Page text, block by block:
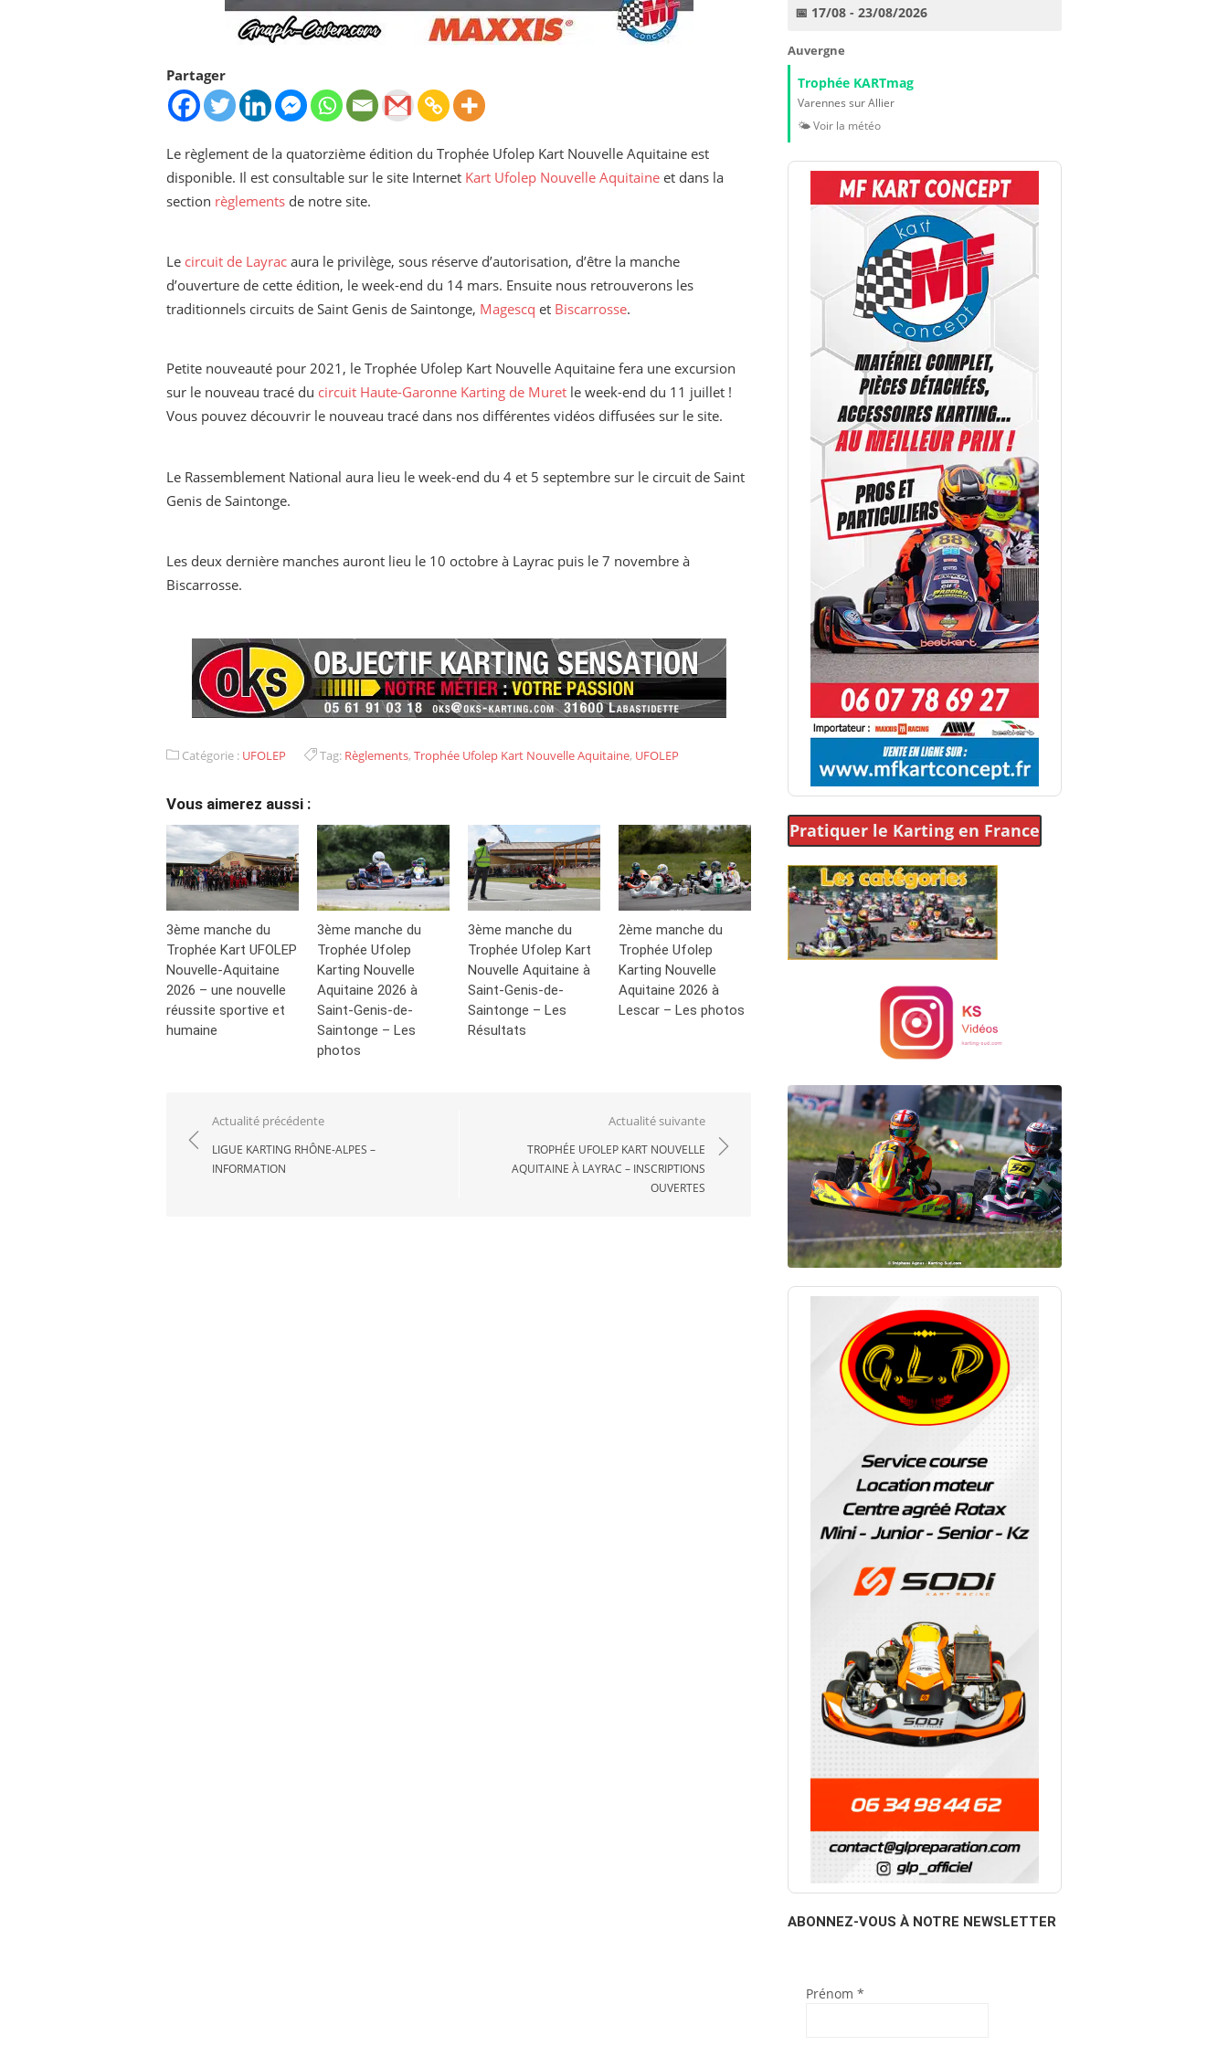
Partager
Le règlement de la quatorzième édition du Trophée Ufolep Kart Nouvelle Aquitaine est
disponible. Il est consultable sur le site Internet Kart Ufolep Nouvelle Aquitaine et dans la
section règlements de notre site.
Le circuit de Layrac aura le privilège, sous réserve d’autorisation, d’être la manche
d’ouverture de cette édition, le week-end du 14 mars. Ensuite nous retrouverons les
traditionnels circuits de Saint Genis de Saintonge, Magescq et Biscarrosse.
Petite nouveauté pour 2021, le Trophée Ufolep Kart Nouvelle Aquitaine fera une excursion
sur le nouveau tracé du circuit Haute-Garonne Karting de Muret le week-end du 11 juillet !
Vous pouvez découvrir le nouveau tracé dans nos différentes vidéos diffusées sur le site.
Le Rassemblement National aura lieu le week-end du 4 et 5 septembre sur le circuit de Saint
Genis de Saintonge.
Les deux dernière manches auront lieu le 10 octobre à Layrac puis le 7 novembre à
Biscarrosse.
Catégorie : UFOLEP Tag: Règlements, Trophée Ufolep Kart Nouvelle Aquitaine, UFOLEP
Vous aimerez aussi :
3ème manche du
Trophée Kart UFOLEP
Nouvelle-Aquitaine
2026 – une nouvelle
réussite sportive et
humaine
3ème manche du
Trophée Ufolep
Karting Nouvelle
Aquitaine 2026 à
Saint-Genis-de-
Saintonge – Les
photos
3ème manche du
Trophée Ufolep Kart
Nouvelle Aquitaine à
Saint-Genis-de-
Saintonge – Les
Résultats
2ème manche du
Trophée Ufolep
Karting Nouvelle
Aquitaine 2026 à
Lescar – Les photos
Navigation
de
l’article
Actualité précédente
LIGUE KARTING RHÔNE-ALPES –
INFORMATION
Actualité suivante
TROPHÉE UFOLEP KART NOUVELLE
AQUITAINE À LAYRAC – INSCRIPTIONS
OUVERTES
📅 17/08 - 23/08/2026
Auvergne
Trophée KARTmag
Varennes sur Allier
🌤️ Voir la météo
Pratiquer le Karting en France
ABONNEZ-VOUS À NOTRE NEWSLETTER
Prénom *